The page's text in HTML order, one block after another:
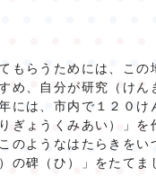
もらうためには、こ
め、自分が研究（け
には、市内で１２０
ぎょうくみあい）」
のようなはたらきを
の碑（ひ）」をたてま